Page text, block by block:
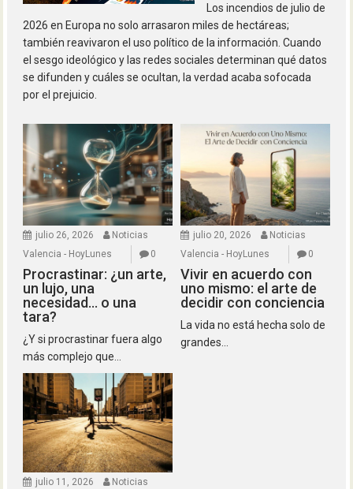
Los incendios de julio de
2026 en Europa no solo arrasaron miles de hectáreas;
también reavivaron el uso político de la información. Cuando
el sesgo ideológico y las redes sociales determinan qué datos
se difunden y cuáles se ocultan, la verdad acaba sofocada
por el prejuicio.
julio 26, 2026
Noticias
Valencia - HoyLunes
0
Procrastinar: ¿un arte,
un lujo, una
necesidad… o una
tara?
¿Y si procrastinar fuera algo
más complejo que...
julio 20, 2026
Noticias
Valencia - HoyLunes
0
Vivir en acuerdo con
uno mismo: el arte de
decidir con conciencia
La vida no está hecha solo de
grandes...
julio 11, 2026
Noticias